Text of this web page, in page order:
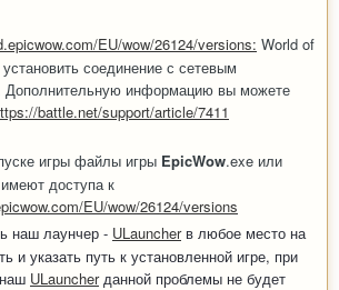
EU/wow/26124/versions: World of
соединение с сетевым
Дополнительную информацию вы можете
battle.net/support/article/7411
игры файлы игры EpicWow.exe или
доступа к
EU/wow/26124/versions
наш лаунчер - ULauncherв любое место на
и указать путь к установленной игре, при
ULauncherданной проблемы не будет